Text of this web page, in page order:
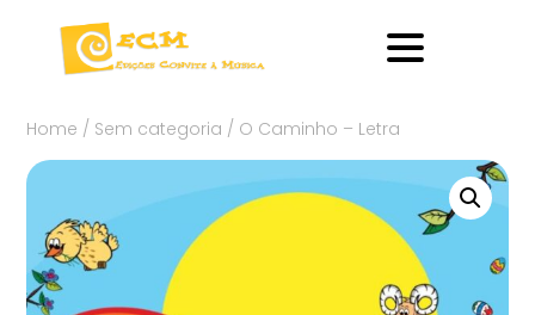
Home / Sem categoria / O Caminho – Letra